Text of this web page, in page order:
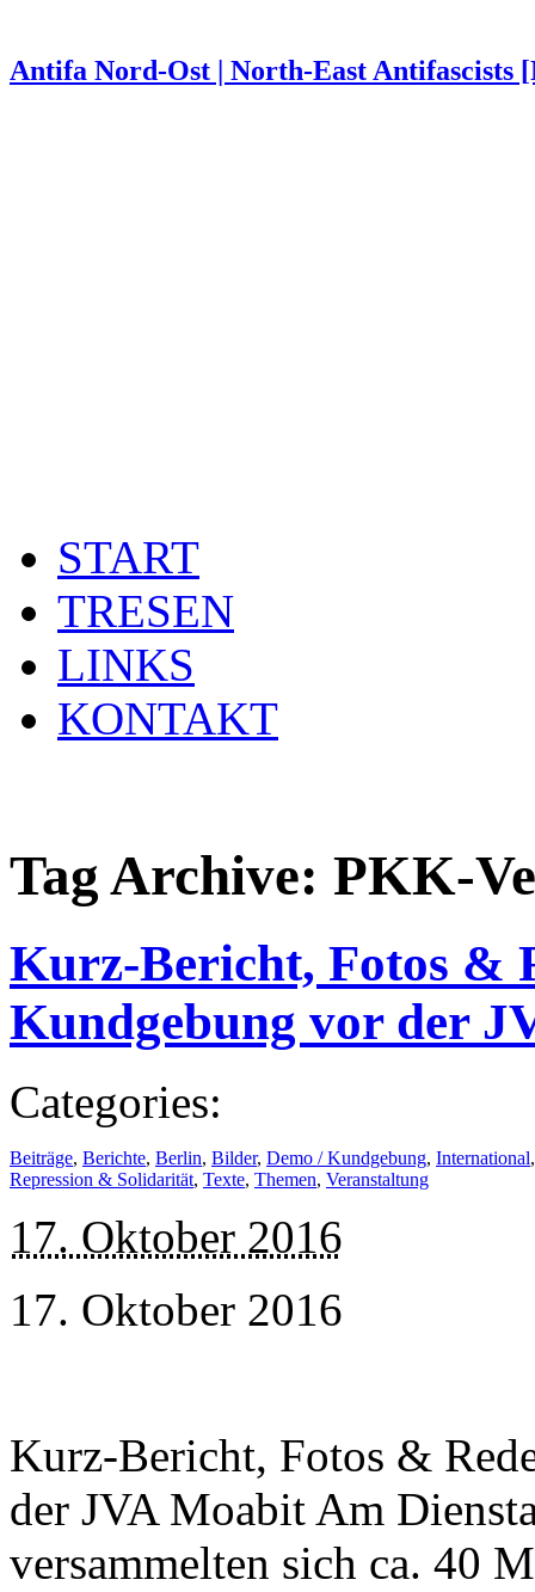
Antifa Nord-Ost | North-East Antifascists
START
TRESEN
LINKS
KONTAKT
Tag Archive: PKK-
Kurz-Bericht, Fotos &
Kundgebung vor der
Categories:
Beiträge, Berichte, Berlin, Bilder, Demo / Kundgebung, International
Repression & Solidarität, Texte, Themen, Veranstaltung
17. Oktober 2016
17. Oktober 2016
Kurz-Bericht, Fotos &
der JVA Moabit Am
versammelten sich ca. 40